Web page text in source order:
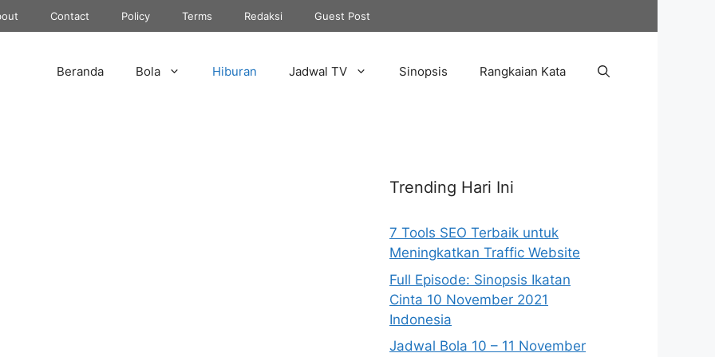
Contact Policy Terms Redaksi Guest Post
Beranda Bola Hiburan Jadwal TV Sinopsis Rangkaian Kata
Trending Hari Ini
7 Tools SEO Terbaik untuk
Meningkatkan Traffic Website
Full Episode: Sinopsis Ikatan
Cinta 10 November 2021
Indonesia
Jadwal Bola 10 – 11 November